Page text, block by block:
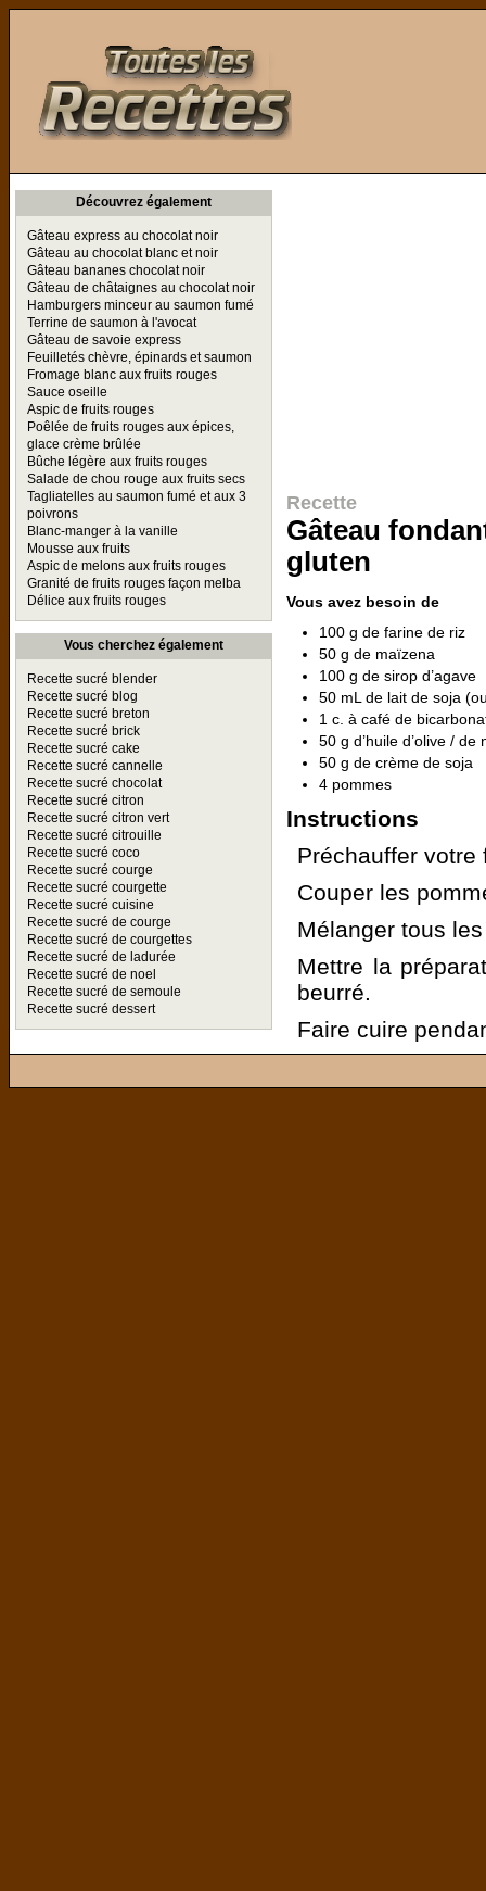
Découvrez également
Gâteau express au chocolat noir
Gâteau au chocolat blanc et noir
Gâteau bananes chocolat noir
Gâteau de châtaignes au chocolat noir
Hamburgers minceur au saumon fumé
Terrine de saumon à l'avocat
Gâteau de savoie express
Feuilletés chèvre, épinards et saumon
Fromage blanc aux fruits rouges
Sauce oseille
Aspic de fruits rouges
Poêlée de fruits rouges aux épices,
glace crème brûlée
Bûche légère aux fruits rouges
Salade de chou rouge aux fruits secs
Tagliatelles au saumon fumé et aux 3
poivrons
Blanc-manger à la vanille
Mousse aux fruits
Aspic de melons aux fruits rouges
Granité de fruits rouges façon melba
Délice aux fruits rouges
Vous cherchez également
Recette sucré blender
Recette sucré blog
Recette sucré breton
Recette sucré brick
Recette sucré cake
Recette sucré cannelle
Recette sucré chocolat
Recette sucré citron
Recette sucré citron vert
Recette sucré citrouille
Recette sucré coco
Recette sucré courge
Recette sucré courgette
Recette sucré cuisine
Recette sucré de courge
Recette sucré de courgettes
Recette sucré de ladurée
Recette sucré de noel
Recette sucré de semoule
Recette sucré dessert
Recette
Gâteau
gluten
Vous avez besoin de
100 g de farine de riz
50 g de maïzena
100 g de sirop d’agave
50 mL de lait de soja
1 c. à café de
50 g d’huile d’olive / de
50 g de crème de soja
4 pommes
Instructions
Préchauffer votre
Couper les
Mélanger tous
Mettre la
beurré.
Faire cuire